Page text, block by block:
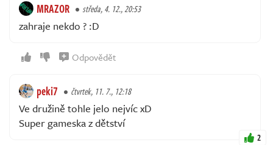
MRAZOR středa, 4. 12., 20:53
zahraje nekdo ? :D
Odpovědět
peki7 čtvrtek, 11. 7., 12:18
Ve družině tohle jelo nejvíc xD
Super gameska z dětství
2